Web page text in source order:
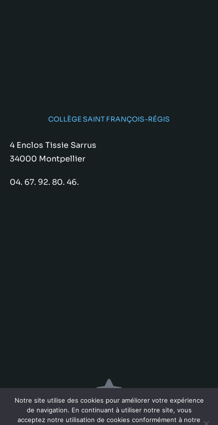
COLLÈGE SAINT FRANÇOIS-RÉGIS
4 Enclos Tissie Sarrus
34000 Montpellier
04. 67. 92. 80. 46.
MENTIONS LÉGALES
Notre site utilise des cookies pour améliorer votre expérience
de navigation. En continuant à utiliser notre site, vous
acceptez notre utilisation de cookies conformément à notre